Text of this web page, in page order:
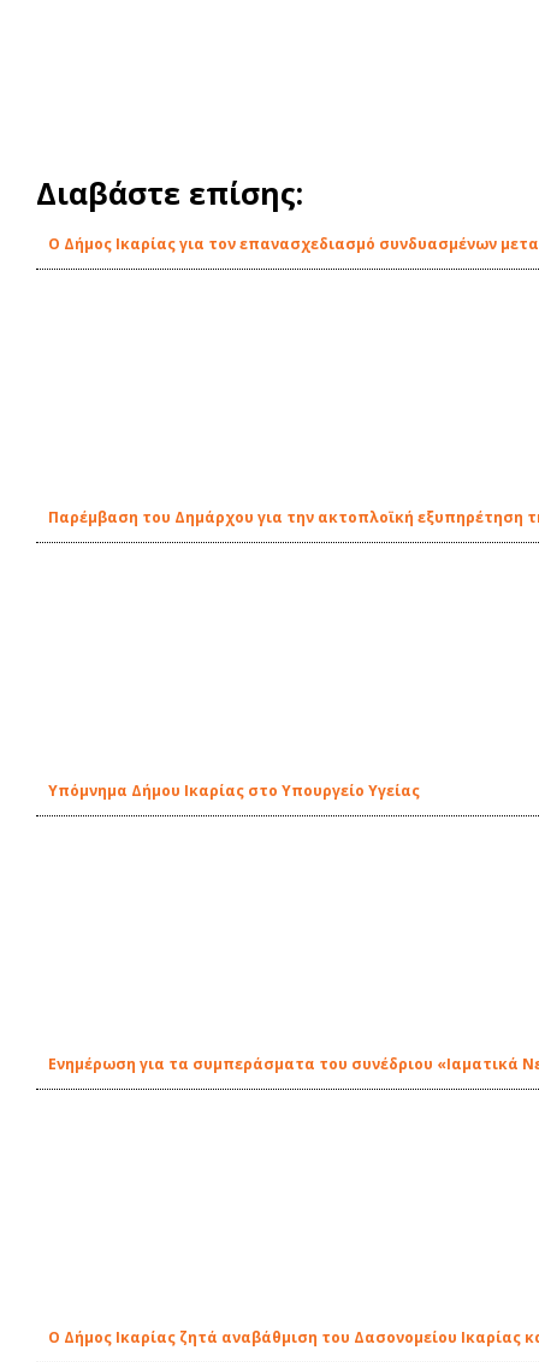
Διαβάστε επίσης:
O Δήμος Ικαρίας για τον επανασχεδιασμό συνδυασμένων
Παρέμβαση του Δημάρχου για την ακτοπλοϊκή εξυπηρέτηση
Υπόμνημα Δήμου Ικαρίας στο Υπουργείο Υγείας
Ενημέρωση για τα συμπεράσματα του συνέδριου «Ιαματικά
Ο Δήμος Ικαρίας ζητά αναβάθμιση του Δασονομείου Ικαρίας